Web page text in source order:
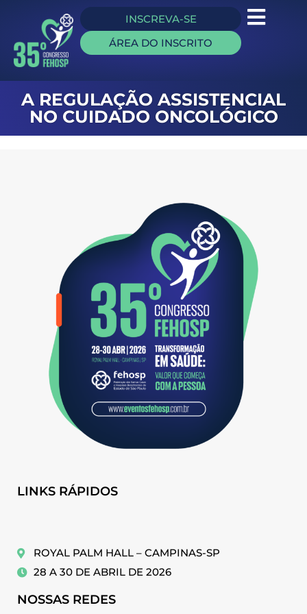
INSCREVA-SE
ÁREA DO INSCRITO
A REGULAÇÃO ASSISTENCIAL
NO CUIDADO ONCOLÓGICO
LINKS RÁPIDOS
ROYAL PALM HALL – CAMPINAS-SP
28 A 30 DE ABRIL DE 2026
NOSSAS REDES